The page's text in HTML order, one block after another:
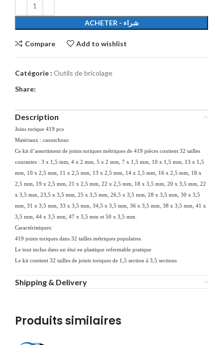
ACHETER - شراء
Compare Add to wishlist
Catégorie : Outils de bricolage
Share:
Description
Joins torique 419 pcs
Matériaux : caoutchouc
Ce kit d’assortiment de joints toriques métriques de 419 pièces contient 32 tailles
courantes : 3 x 1,5 mm, 4 x 2 mm, 5 x 2 mm, 7 x 1,5 mm, 10 x 1,5 mm, 13 x 1,5
mm, 10 x 2,5 mm, 11 x 2,5 mm, 13 x 2,5 mm, 14 x 2,5 mm, 16 x 2,5 mm, 18 x
2,5 mm, 19 x 2,5 mm, 21 x 2,5 mm, 22 x 2,5 mm, 18 x 3,5 mm, 20 x 3,5 mm, 22
x 3,5 mm, 23,5 x 3,5 mm, 25 x 3,5 mm, 26,5 x 3,5 mm, 28 x 3,5 mm, 30 x 3,5
mm, 31 x 3,5 mm, 33 x 3,5 mm, 34,5 x 3,5 mm, 36 x 3,5 mm, 38 x 3,5 mm, 41 x
3,5 mm, 44 x 3,5 mm, 47 x 3,5 mm et 50 x 3,5 mm.
Caractéristiques:
419 joints toriques dans 32 tailles métriques populaires
Le tout inclus dans un étui en plastique refermable pratique
Le kit contient 32 tailles de joints toriques de 1,5 section à 3,5 sections
Shipping & Delivery
Produits similaires